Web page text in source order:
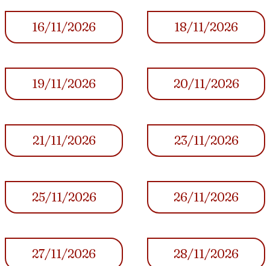
16/11/2026 18/11/2026
19/11/2026 20/11/2026
21/11/2026 23/11/2026
25/11/2026 26/11/2026
27/11/2026 28/11/2026